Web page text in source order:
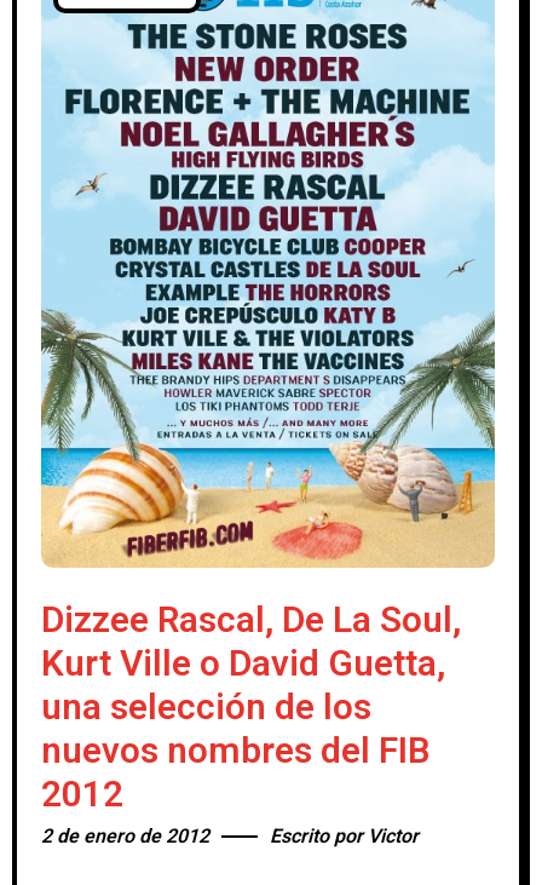
Dizzee Rascal, De La Soul,
Kurt Ville o David Guetta,
una selección de los
nuevos nombres del FIB
2012
2 de enero de 2012 Escrito por Victor